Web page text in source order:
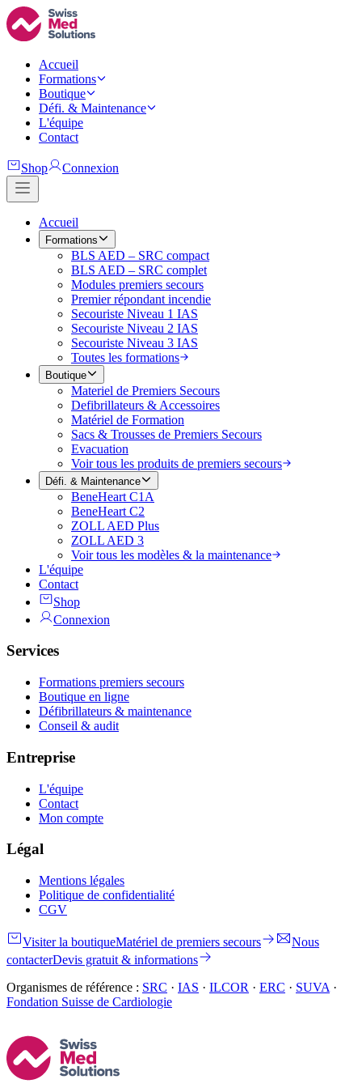
Accueil
Formations
Boutique
Défi. & Maintenance
L'équipe
Contact
Shop Connexion
Accueil
Formations
BLS AED – SRC compact
BLS AED – SRC complet
Modules premiers secours
Premier répondant incendie
Secouriste Niveau 1 IAS
Secouriste Niveau 2 IAS
Secouriste Niveau 3 IAS
Toutes les formations
Boutique
Materiel de Premiers Secours
Defibrillateurs & Accessoires
Matériel de Formation
Sacs & Trousses de Premiers Secours
Evacuation
Voir tous les produits de premiers secours
Défi. & Maintenance
BeneHeart C1A
BeneHeart C2
ZOLL AED Plus
ZOLL AED 3
Voir tous les modèles & la maintenance
L'équipe
Contact
Shop
Connexion
Services
Formations premiers secours
Boutique en ligne
Défibrillateurs & maintenance
Conseil & audit
Entreprise
L'équipe
Contact
Mon compte
Légal
Mentions légales
Politique de confidentialité
CGV
Visiter la boutiqueMatériel de premiers secours
Nous
contacterDevis gratuit & informations
Organismes de référence : SRC · IAS · ILCOR · ERC · SUVA ·
Fondation Suisse de Cardiologie